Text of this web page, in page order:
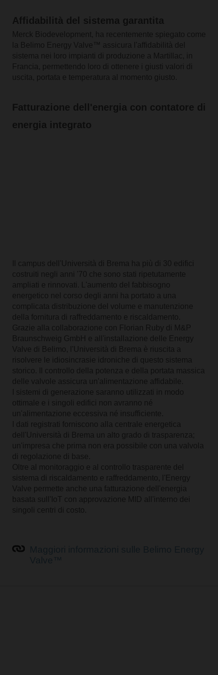
Affidabilità del sistema garantita
Merck Biodevelopment, ha recentemente spiegato come
la Belimo Energy Valve™ assicura l'affidabilità del
sistema nei loro impianti di produzione a Martillac, in
Francia, permettendo loro di ottenere i giusti valori di
uscita, portata e temperatura al momento giusto.
Fatturazione dell'energia con contatore di
energia integrato
Il campus dell'Università di Brema ha più di 30 edifici
costruiti negli anni '70 che sono stati ripetutamente
ampliati e rinnovati. L'aumento del fabbisogno
energetico nel corso degli anni ha portato a una
complicata distribuzione del volume e manutenzione
della fornitura di raffreddamento e riscaldamento.
Grazie alla collaborazione con Florian Ruby di M&P
Braunschweig GmbH e all'installazione delle Energy
Valve di Belimo, l'Università di Brema è riuscita a
risolvere le idiosincrasie idroniche di questo sistema
storico. Il controllo della potenza e della portata massica
delle valvole assicura un'alimentazione affidabile.
I sistemi di generazione saranno utilizzati in modo
ottimale e i singoli edifici non avranno né
un'alimentazione eccessiva né insufficiente.
I dati registrati forniscono alla centrale energetica
dell'Università di Brema un alto grado di trasparenza;
un'impresa che prima non era possibile con una valvola
di regolazione di base.
Oltre al monitoraggio e al controllo trasparente del
sistema di riscaldamento e raffreddamento, l'Energy
Valve permette anche una fatturazione dell'energia
basata sull'IoT con approvazione MID all'interno dei
singoli centri di costo.